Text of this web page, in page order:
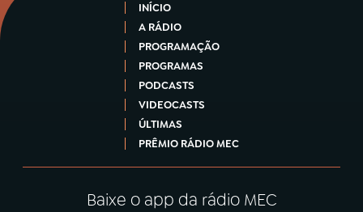
INÍCIO
A RÁDIO
PROGRAMAÇÃO
PROGRAMAS
PODCASTS
VIDEOCASTS
ÚLTIMAS
PRÊMIO RÁDIO MEC
Baixe o app da rádio MEC